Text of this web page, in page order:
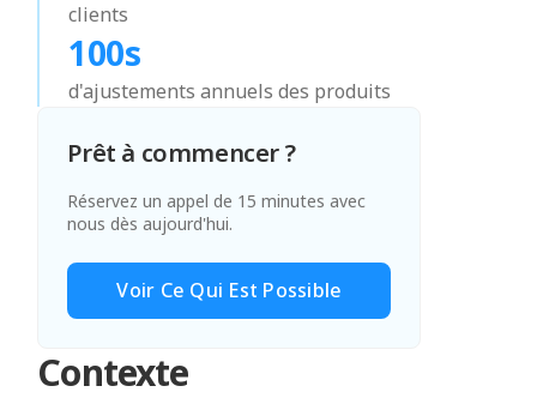
clients
100s
d'ajustements annuels des produits
Prêt à commencer ?
Réservez un appel de 15 minutes avec
nous dès aujourd'hui.
Voir Ce Qui Est Possible
Contexte